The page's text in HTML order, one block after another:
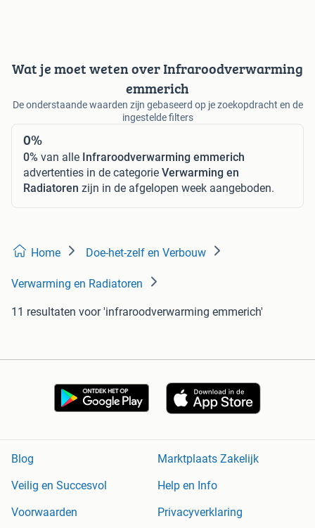
Wat je moet weten over Infraroodverwarming
emmerich
De onderstaande waarden zijn gebaseerd op je zoekopdracht en de
ingestelde filters
0%
0% van alle Infraroodverwarming emmerich
advertenties in de categorie Verwarming en
Radiatoren zijn in de afgelopen week aangeboden.
Home Doe-het-zelf en Verbouw
Verwarming en Radiatoren
11 resultaten voor 'infraroodverwarming emmerich'
Blog
Marktplaats Zakelijk
Veilig en Succesvol
Help en Info
Voorwaarden
Privacyverklaring